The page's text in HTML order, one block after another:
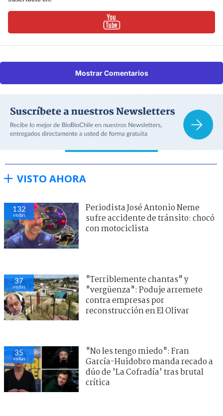
Mostrar Comentarios
VISTO AHORA
132
visitas
Periodista José Antonio Neme
sufre accidente de tránsito: chocó
con motociclista
37
visitas
"Terriblemente chantas" y
"vergüenza": Poduje arremete
contra empresas por
reconstrucción en El Olivar
35
visitas
"No les tengo miedo": Fran
García-Huidobro manda recado a
dúo de ’La Cofradía’ tras brutal
crítica